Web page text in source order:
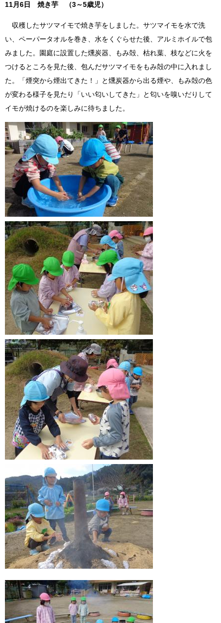
11月6日 焼き芋 （3～5歳児）
収穫したサツマイモで焼き芋をしました。サツマイモを水で洗
い、ペーパータオルを巻き、水をくぐらせた後、アルミホイルで包
みました。園庭に設置した燻炭器、もみ殻、枯れ葉、枝などに火を
つけるところを見た後、包んだサツマイモをもみ殻の中に入れまし
た。「煙突から煙出てきた！」と燻炭器から出る煙や、もみ殻の色
が変わる様子を見たり「いい匂いしてきた」と匂いを嗅いだりして
イモが焼けるのを楽しみに待ちました。